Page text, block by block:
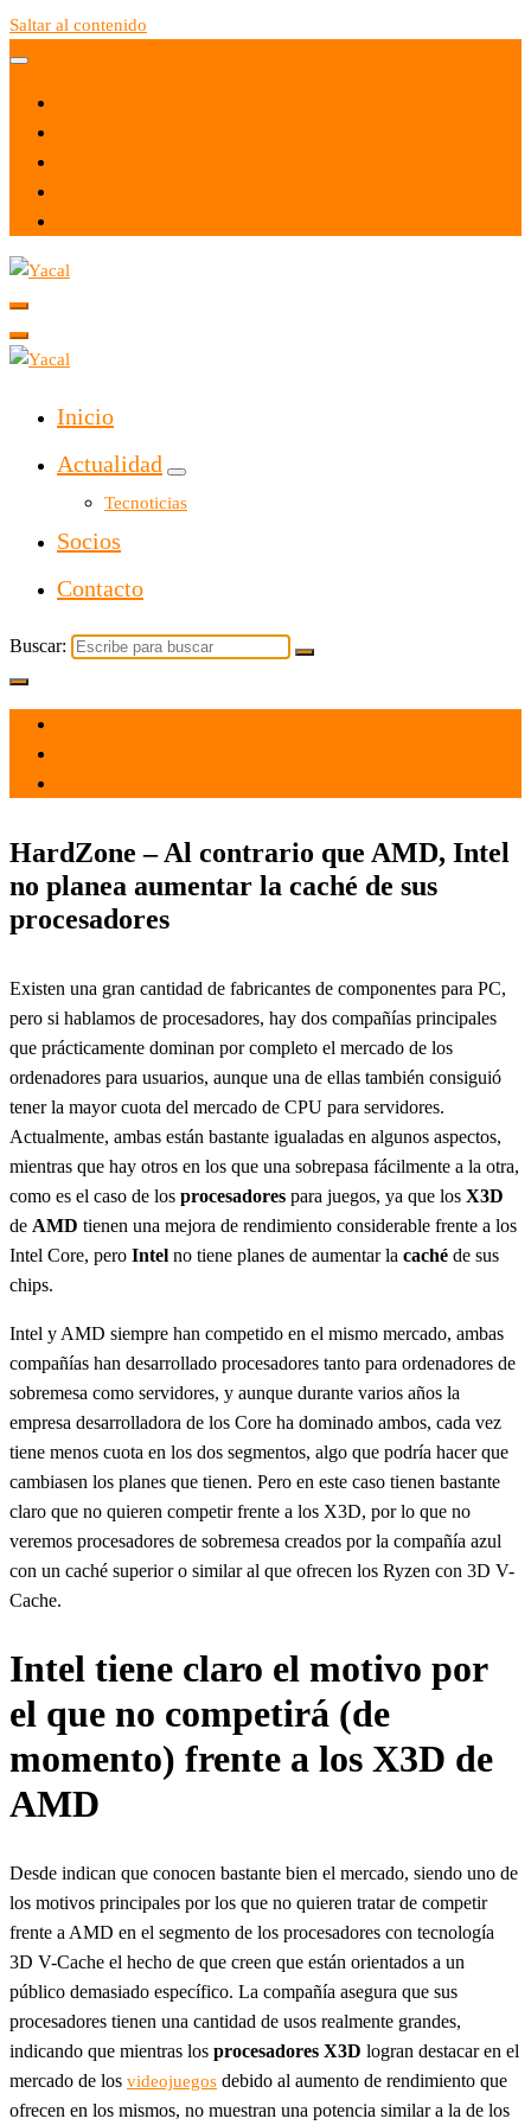
Saltar al contenido
Yacal micro hosting
Inicio
Actualidad
Tecnoticias
Socios
Contacto
Buscar:
HardZone – Al contrario que AMD, Intel
no planea aumentar la caché de sus
procesadores
Existen una gran cantidad de fabricantes de componentes para PC,
pero si hablamos de procesadores, hay dos compañías principales
que prácticamente dominan por completo el mercado de los
ordenadores para usuarios, aunque una de ellas también consiguió
tener la mayor cuota del mercado de CPU para servidores.
Actualmente, ambas están bastante igualadas en algunos aspectos,
mientras que hay otros en los que una sobrepasa fácilmente a la otra,
como es el caso de los procesadores para juegos, ya que los X3D
de AMD tienen una mejora de rendimiento considerable frente a los
Intel Core, pero Intel no tiene planes de aumentar la caché de sus
chips.
Intel y AMD siempre han competido en el mismo mercado, ambas
compañías han desarrollado procesadores tanto para ordenadores de
sobremesa como servidores, y aunque durante varios años la
empresa desarrolladora de los Core ha dominado ambos, cada vez
tiene menos cuota en los dos segmentos, algo que podría hacer que
cambiasen los planes que tienen. Pero en este caso tienen bastante
claro que no quieren competir frente a los X3D, por lo que no
veremos procesadores de sobremesa creados por la compañía azul
con un caché superior o similar al que ofrecen los Ryzen con 3D V-
Cache.
Intel tiene claro el motivo por
el que no competirá (de
momento) frente a los X3D de
AMD
Desde indican que conocen bastante bien el mercado, siendo uno de
los motivos principales por los que no quieren tratar de competir
frente a AMD en el segmento de los procesadores con tecnología
3D V-Cache el hecho de que creen que están orientados a un
público demasiado específico. La compañía asegura que sus
procesadores tienen una cantidad de usos realmente grandes,
indicando que mientras los procesadores X3D logran destacar en el
mercado de los videojuegos debido al aumento de rendimiento que
ofrecen en los mismos, no muestran una potencia similar a la de los